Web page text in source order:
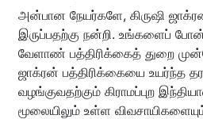
அன்பான நேயர்களே, கிருஷி
இருப்பதற்கு நன்றி. உங்களைப்
வேளாண் பத்திரிக்கைத் துறை
ஜாக்ரன் பத்திரிக்கையை உயர்ந்த
வழங்குவதற்கும் கிராமப்புற
மூலையிலும் உள்ள